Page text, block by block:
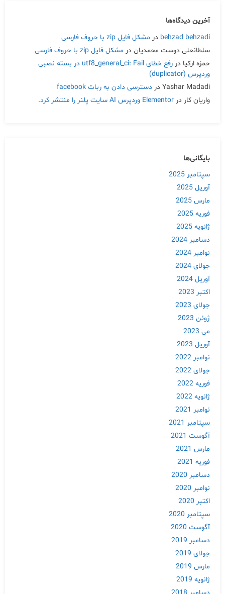
آخرین دیدگاه‌ها
behzad behzadi در مشکل فایل zip با حروف فارسی
سلطانعلی دوست محمدیان در مشکل فایل zip با حروف فارسی
حمزه ارکیا در
رفع خطای utf8_general_ci: Fail در بسته نصبی
وردپرس (duplicator)
Yashar Madadi در دسترسی دادن به ربات facebook
واریان کار در Elementor وردپرس AI سایت پلنر را منتشر کرد.
بایگانی‌ها
سپتامبر 2025
آوریل 2025
مارس 2025
فوریه 2025
ژانویه 2025
دسامبر 2024
نوامبر 2024
جولای 2024
آوریل 2024
اکتبر 2023
جولای 2023
ژوئن 2023
می 2023
آوریل 2023
نوامبر 2022
جولای 2022
فوریه 2022
ژانویه 2022
نوامبر 2021
سپتامبر 2021
آگوست 2021
مارس 2021
فوریه 2021
دسامبر 2020
نوامبر 2020
اکتبر 2020
سپتامبر 2020
آگوست 2020
دسامبر 2019
جولای 2019
مارس 2019
ژانویه 2019